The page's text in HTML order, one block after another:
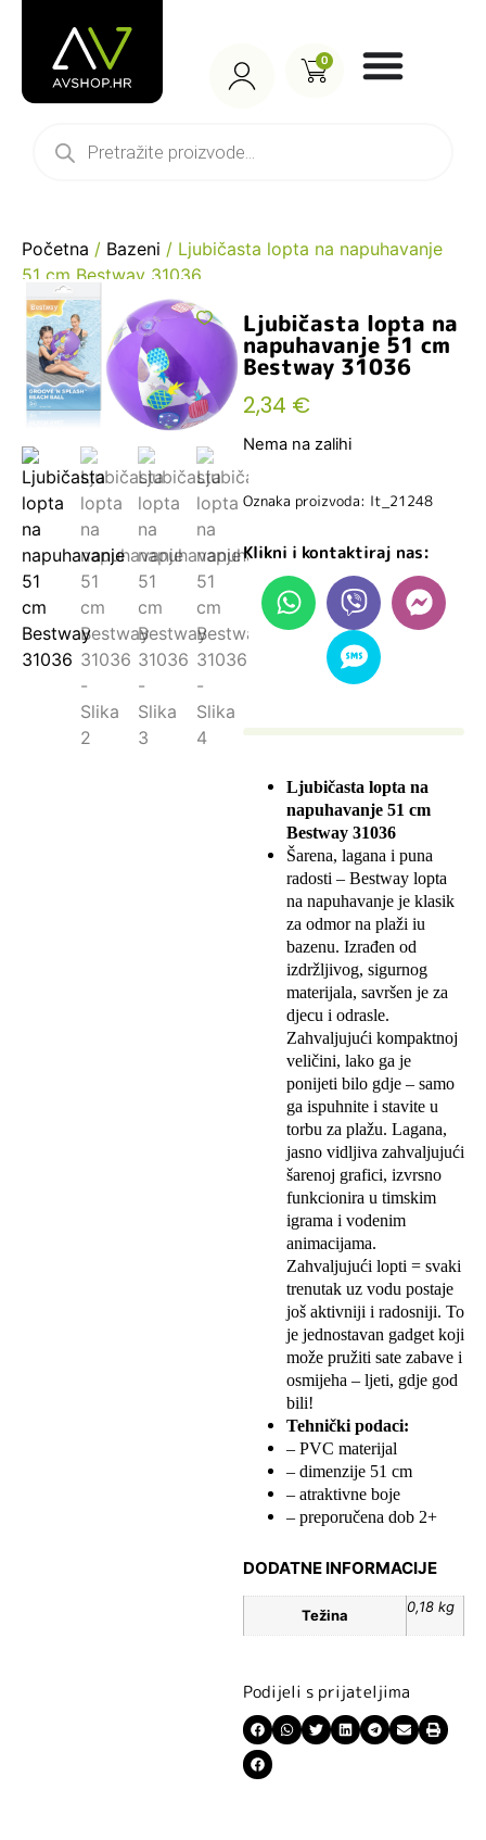
0
Početna / Bazeni / Ljubičasta lopta na napuhavanje
51 cm Bestway 31036
Ljubičasta lopta na
napuhavanje 51 cm
Bestway 31036
2,34 €
Nema na zalihi
Oznaka proizvoda: lt_21248
Klikni i kontaktiraj nas:
Ljubičasta lopta na
napuhavanje 51 cm
Bestway 31036
Šarena, lagana i puna
radosti – Bestway lopta
na napuhavanje je klasik
za odmor na plaži iu
bazenu. Izrađen od
izdržljivog, sigurnog
materijala, savršen je za
djecu i odrasle.
Zahvaljujući kompaktnoj
veličini, lako ga je
ponijeti bilo gdje – samo
ga ispuhnite i stavite u
torbu za plažu. Lagana,
jasno vidljiva zahvaljujući
šarenoj grafici, izvrsno
funkcionira u timskim
igrama i vodenim
animacijama.
Zahvaljujući lopti = svaki
trenutak uz vodu postaje
još aktivniji i radosniji. To
je jednostavan gadget koji
može pružiti sate zabave i
osmijeha – ljeti, gdje god
bili!
Tehnički podaci:
– PVC materijal
– dimenzije 51 cm
– atraktivne boje
– preporučena dob 2+
DODATNE INFORMACIJE
Težina 0,18 kg
Podijeli s prijateljima